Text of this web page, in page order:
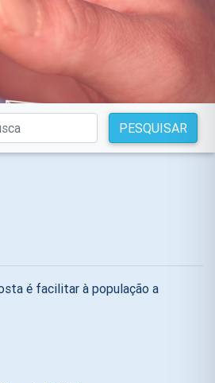
PESQUISAR
é facilitar à população a